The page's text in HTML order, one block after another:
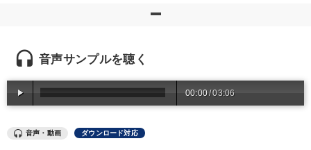
専門家のアドバイス
テーマ
後継社長・アトツギ 【3月】音声・映像
headset 音声サンプルを聴く
00:00/03:06
音声・動画 ダウンロード対応